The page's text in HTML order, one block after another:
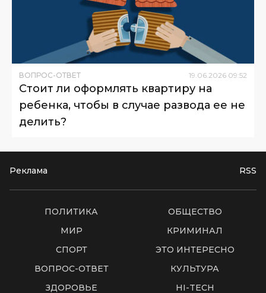
ВОПРОС-ОТВЕТ 19 06 2026 09:52
Стоит ли оформлять квартиру на
ребенка, чтобы в случае развода ее не
делить?
Реклама RSS
ПОЛИТИКА
ОБЩЕСТВО
МИР
КРИМИНАЛ
СПОРТ
ЭТО ИНТЕРЕСНО
ВОПРОС-ОТВЕТ
КУЛЬТУРА
ЗДОРОВЬЕ
HI-TECH